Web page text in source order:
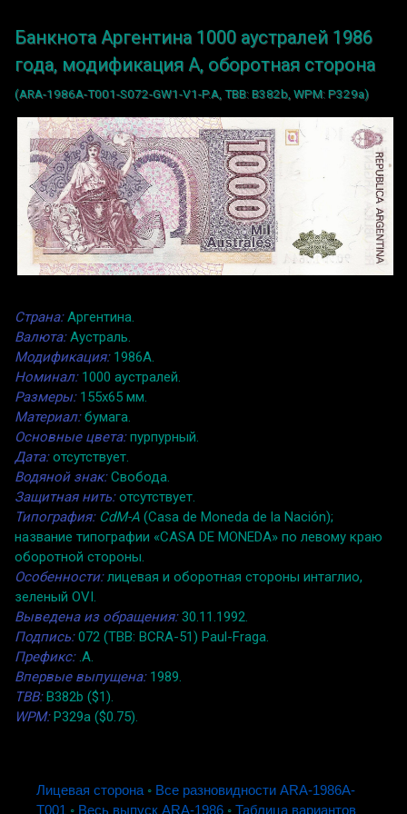
Банкнота Аргентина 1000 аустралей 1986
года, модификация A, оборотная сторона
(ARA-1986A-T001-S072-GW1-V1-P.A, TBB: B382b, WPM: P329a)
Страна:Аргентина.
Валюта:Аустраль.
Модификация:1986A.
Номинал:1000 аустралей.
Размеры:155x65 мм.
Материал:бумага.
Основные цвета:пурпурный.
Дата:отсутствует.
Водяной знак:Свобода.
Защитная нить:отсутствует.
Типография: CdM-A (Casa de Moneda de la Nación);
название типографии «CASA DE MONEDA» по левому краю
оборотной стороны.
Особенности:лицевая и оборотная стороны интаглио,
зеленый OVI.
Выведена из обращения:30.11.1992.
Подпись:072 (TBB: BCRA-51) Paul-Fraga.
Префикс:.A.
Впервые выпущена:1989.
TBB:B382b ($1).
WPM:P329a ($0.75).
Лицевая сторона◦ Все разновидности ARA-1986A-
T001
Весь выпуск ARA-1986 Таблица вариантов